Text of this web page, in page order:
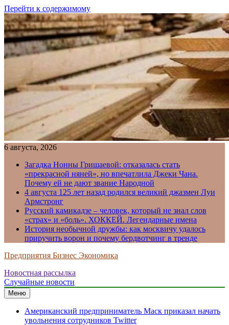
Перейти к содержимому
6 августа, 2026
Загадка Нонны Гришаевой: отказалась стать
«прекрасной няней», но впечатлила Джеки Чана.
Почему ей не дают звание Народной
4 августа 125 лет назад родился великий джазмен Луи
Армстронг
Русский камикадзе – человек, который не знал слов
«страх» и «боль». ХОККЕЙ. Легендарные имена
История необычной дружбы: как москвичу удалось
приручить ворон и почему бердвотчинг в тренде
Предприятия Бизнес Экономика
Новостная рассылка
Случайные новости
Меню
Американский предприниматель Маск приказал начать
увольнения сотрудников Twitter